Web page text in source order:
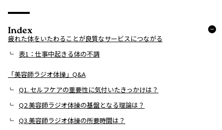
Index
疲れた体をいたわることが良質なサービスにつながる
表1：仕事中起きる体の不調
「美容師ラジオ体操」Q&A
Q1. セルフケアの重要性に気付いたきっかけは？
Q2.美容師ラジオ体操の基盤となる理論は？
Q3.美容師ラジオ体操の所要時間は？